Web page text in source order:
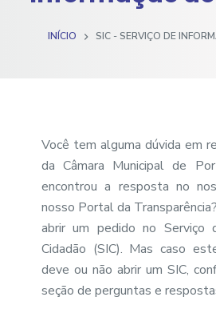
INÍCIO SIC - SERVIÇO DE
Você tem alguma dúvida em
da Câmara Municipal de
encontrou a resposta no
nosso Portal da
abrir um pedido no Serviço
Cidadão (SIC). Mas caso
deve ou não abrir um SIC,
seção de perguntas e